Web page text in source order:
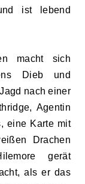
ist lebend
macht sich
Dieb und
nach einer
Agentin
eine Karte mit
Drachen
gerät
als er das